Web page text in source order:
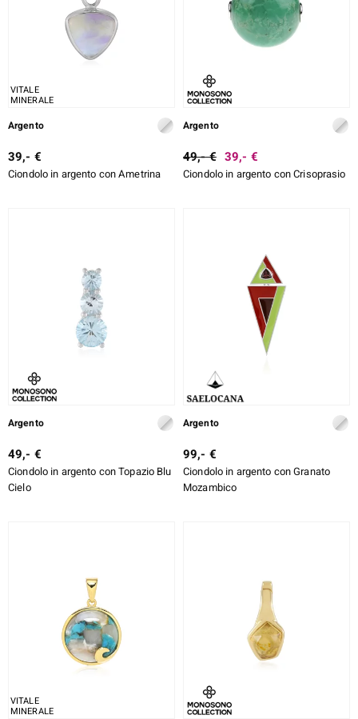
VITALE
MINERALE
Argento
39,- €
Ciondolo in argento con Ametrina
Argento
49,- € 39,- €
Ciondolo in argento con Crisoprasio
Argento
49,- €
Ciondolo in argento con Topazio Blu
Cielo
Argento
99,- €
Ciondolo in argento con Granato
Mozambico
VITALE
MINERALE